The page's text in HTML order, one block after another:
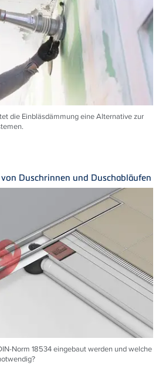
die Einbläsdämmung eine Alternative zur
Duschrinnen und Duschabläufen
Norm 18534 eingebaut werden und welche